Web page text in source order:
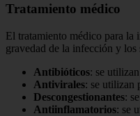
Tratamiento médico
El tratamiento médico para la
gravedad de la infección y los
Antibióticos: se
Antivirales: se utilizan
Descongestionantes:
Antiinflamatorios: se